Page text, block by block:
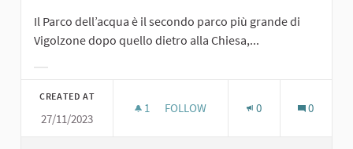
Il Parco dell’acqua è il secondo parco più grande di
Vigolzone dopo quello dietro alla Chiesa,...
CREATED AT
27/11/2023
1 1 FOLLOWER
FOLLOW 0 0